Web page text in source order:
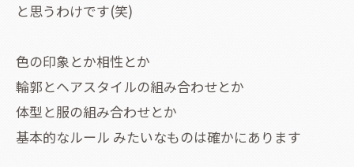
と思うわけです(笑)
色の印象とか相性とか
輪郭とヘアスタイルの組み合わせとか
体型と服の組み合わせとか
基本的なルール みたいなものは確かにあります